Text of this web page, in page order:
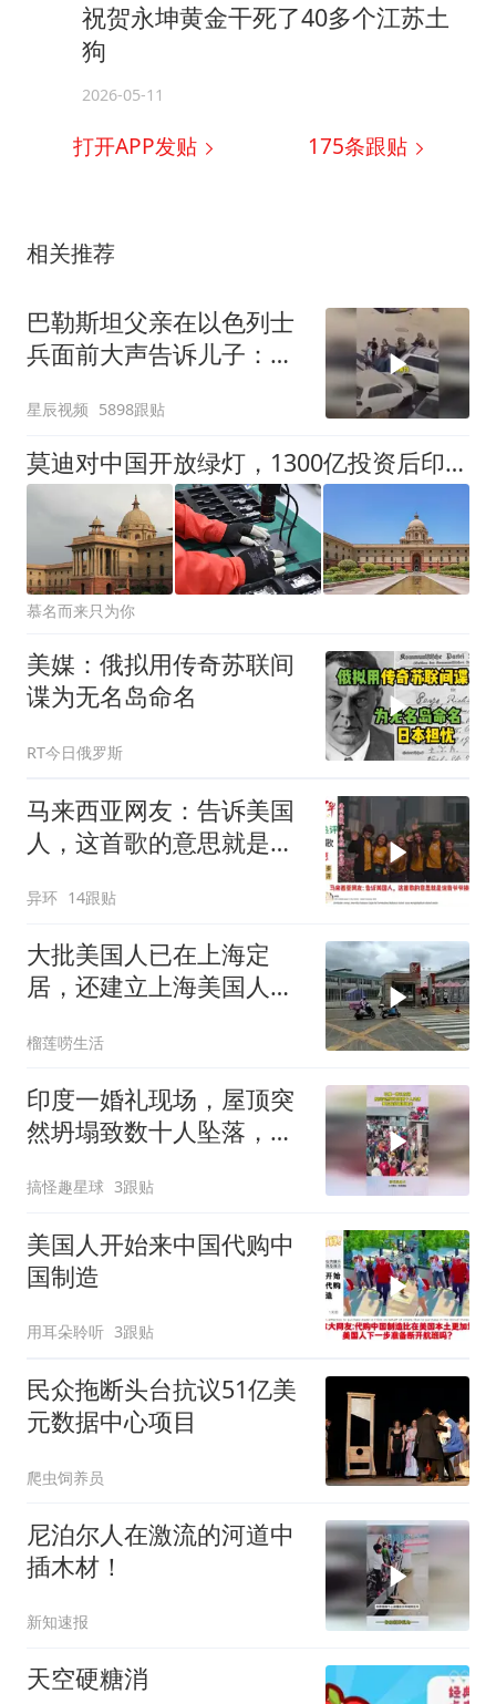
祝贺永坤黄金干死了40多个江苏土
狗
2026-05-11
打开APP发贴 175条跟贴
相关推荐
巴勒斯坦父亲在以色列士
兵面前大声告诉儿子：永
星辰视频 5898跟贴
莫迪对中国开放绿灯，1300亿投资后印度终于认清真相
慕名而来只为你
美媒：俄拟用传奇苏联间
谍为无名岛命名
RT今日俄罗斯
马来西亚网友：告诉美国
人，这首歌的意思就是说
异环 14跟贴
大批美国人已在上海定
居，还建立上海美国人学
榴莲唠生活
印度一婚礼现场，屋顶突
然坍塌致数十人坠落，事
搞怪趣星球 3跟贴
美国人开始来中国代购中
国制造
用耳朵聆听 3跟贴
民众拖断头台抗议51亿美
元数据中心项目
爬虫饲养员
尼泊尔人在激流的河道中
插木材！
新知速报
天空硬糖消